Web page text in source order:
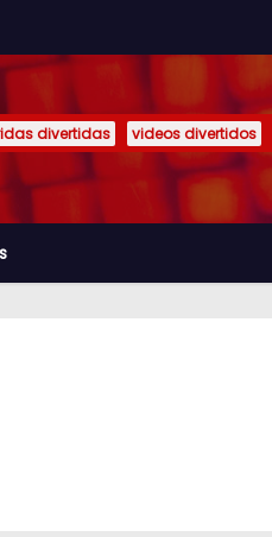
divertidas videos divertidos